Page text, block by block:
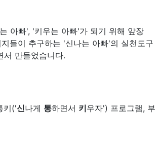
아빠', '키우는 아빠'가 되기 위해 앞장
들이 추구하는 '신나는 아빠'의 실천도구
만들었습니다.
키('신나게 통하면서 키우자') 프로그램, 부